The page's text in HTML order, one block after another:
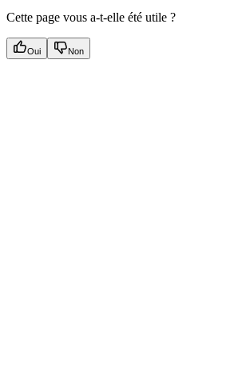
Cette page vous a-t-elle été utile ?
Oui Non